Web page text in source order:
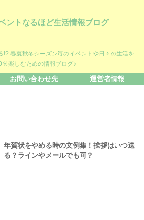
ントなるほど生活情報ブログ
!? 春夏秋冬シーズン毎のイベントや日々の生活を
％楽しむための情報ブログ♪
お問い合わせ先 運営者情報
年賀状をやめる時の文例集！挨拶はいつ送
る？ラインやメールでも可？